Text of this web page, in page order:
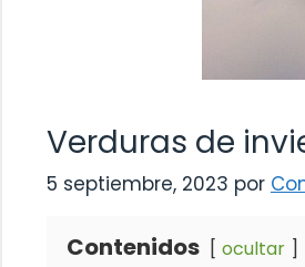
Verduras de
5 septiembre, 2023 por
Contenidos ocultar